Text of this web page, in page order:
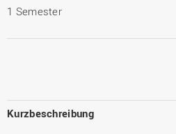
1 Semester
Kurzbeschreibung